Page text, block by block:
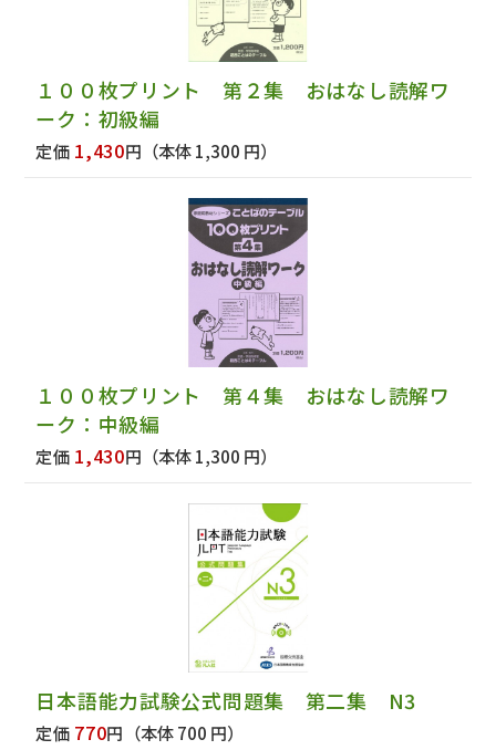
１００枚プリント 第２集 おはなし読解ワ
ーク：初級編
定価 1,430円 （本体 1,300 円）
１００枚プリント 第４集 おはなし読解ワ
ーク：中級編
定価 1,430円 （本体 1,300 円）
日本語能力試験公式問題集 第二集 N3
定価 770円 （本体 700 円）